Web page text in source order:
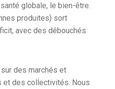
globale, le bien-être.
produites) sort
avec des débouchés
des marchés et
et des collectivités. Nous